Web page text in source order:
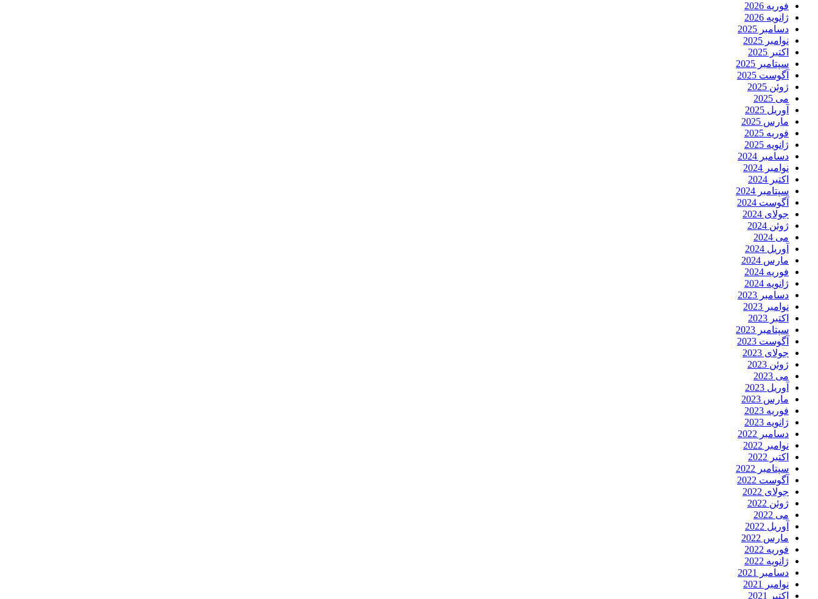
فوریه 2026
ژانویه 2026
دسامبر 2025
نوامبر 2025
اکتبر 2025
سپتامبر 2025
آگوست 2025
ژوئن 2025
می 2025
آوریل 2025
مارس 2025
فوریه 2025
ژانویه 2025
دسامبر 2024
نوامبر 2024
اکتبر 2024
سپتامبر 2024
آگوست 2024
جولای 2024
ژوئن 2024
می 2024
آوریل 2024
مارس 2024
فوریه 2024
ژانویه 2024
دسامبر 2023
نوامبر 2023
اکتبر 2023
سپتامبر 2023
آگوست 2023
جولای 2023
ژوئن 2023
می 2023
آوریل 2023
مارس 2023
فوریه 2023
ژانویه 2023
دسامبر 2022
نوامبر 2022
اکتبر 2022
سپتامبر 2022
آگوست 2022
جولای 2022
ژوئن 2022
می 2022
آوریل 2022
مارس 2022
فوریه 2022
ژانویه 2022
دسامبر 2021
نوامبر 2021
اکتبر 2021